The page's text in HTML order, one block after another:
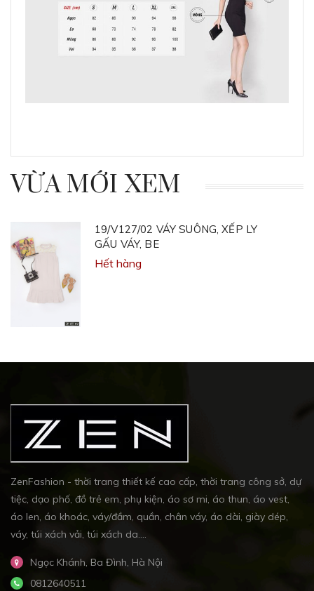
VỪA MỚI XEM
19/V127/02 VÁY SUÔNG, XẾP LY
GẤU VÁY, BE
Hết hàng
ZenFashion - thời trang thiết kế cao cấp, thời trang công sở, dự
tiệc, dạo phố, đồ trẻ em, phụ kiện, áo sơ mi, áo thun, áo vest,
áo len, áo khoác, váy/đầm, quần, chân váy, áo dài, giày dép,
váy, túi xách vải, túi xách da....
Ngọc Khánh, Ba Đình, Hà Nội
0812640511